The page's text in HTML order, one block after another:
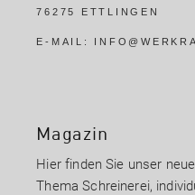
76275 ETTLINGEN
E-MAIL:
Magazin
Hier finden Sie unser
Thema Schreinerei,